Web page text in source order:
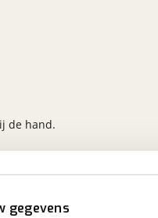
gegevens
de hand.